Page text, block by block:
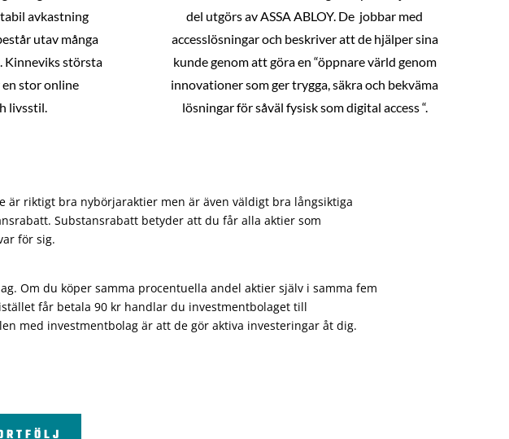
avkastning
utav många
Kinneviks största
stor online
livsstil.
del utgörs av ASSA ABLOY. De jobbar med
accesslösningar och beskriver att de hjälper sina
kunde genom att göra en “öppnare värld genom
innovationer som ger trygga, säkra och bekväma
lösningar för såväl fysisk som digital access “.
är riktigt bra nybörjaraktier men är även väldigt bra långsiktiga
Substansrabatt betyder att du får alla aktier som
för sig.
Om du köper samma procentuella andel aktier själv i samma fem
får betala 90 kr handlar du investmentbolaget till
med investmentbolag är att de gör aktiva investeringar åt dig.